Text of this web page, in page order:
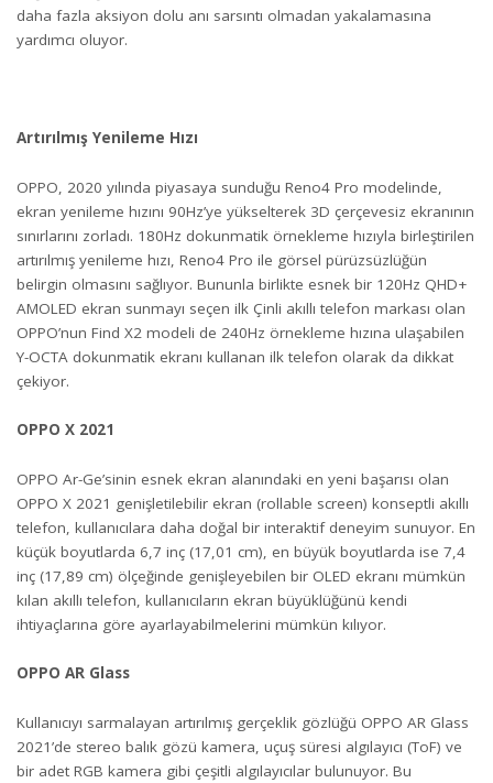
daha fazla aksiyon dolu anı sarsıntı olmadan yakalamasına
yardımcı oluyor.
Artırılmış Yenileme Hızı
OPPO, 2020 yılında piyasaya sunduğu Reno4 Pro modelinde,
ekran yenileme hızını 90Hz’ye yükselterek 3D çerçevesiz ekranının
sınırlarını zorladı. 180Hz dokunmatik örnekleme hızıyla birleştirilen
artırılmış yenileme hızı, Reno4 Pro ile görsel pürüzsüzlüğün
belirgin olmasını sağlıyor. Bununla birlikte esnek bir 120Hz QHD+
AMOLED ekran sunmayı seçen ilk Çinli akıllı telefon markası olan
OPPO’nun Find X2 modeli de 240Hz örnekleme hızına ulaşabilen
Y-OCTA dokunmatik ekranı kullanan ilk telefon olarak da dikkat
çekiyor.
OPPO X 2021
OPPO Ar-Ge’sinin esnek ekran alanındaki en yeni başarısı olan
OPPO X 2021 genişletilebilir ekran (rollable screen) konseptli akıllı
telefon, kullanıcılara daha doğal bir interaktif deneyim sunuyor. En
küçük boyutlarda 6,7 inç (17,01 cm), en büyük boyutlarda ise 7,4
inç (17,89 cm) ölçeğinde genişleyebilen bir OLED ekranı mümkün
kılan akıllı telefon, kullanıcıların ekran büyüklüğünü kendi
ihtiyaçlarına göre ayarlayabilmelerini mümkün kılıyor.
OPPO AR Glass
Kullanıcıyı sarmalayan artırılmış gerçeklik gözlüğü OPPO AR Glass
2021’de stereo balık gözü kamera, uçuş süresi algılayıcı (ToF) ve
bir adet RGB kamera gibi çeşitli algılayıcılar bulunuyor. Bu